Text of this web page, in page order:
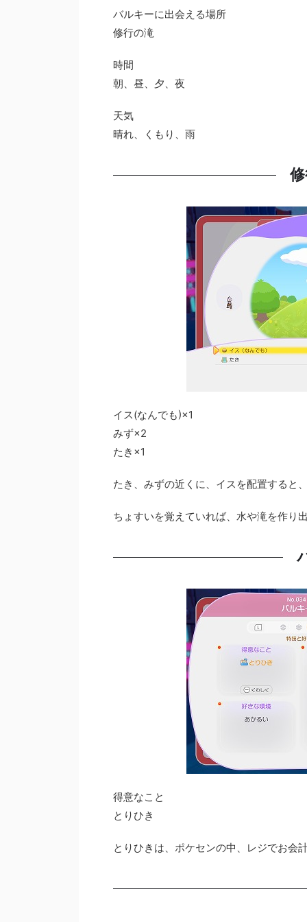
バルキーに出会える場所
修行の滝
時間
朝、昼、夕、夜
天気
晴れ、くもり、雨
イス(なんでも)×1
みず×2
たき×1
たき、みずの近くに、イスを配置すると
ちょすいを覚えていれば、水や滝を作り
得意なこと
とりひき
とりひきは、ポケセンの中、レジでお会